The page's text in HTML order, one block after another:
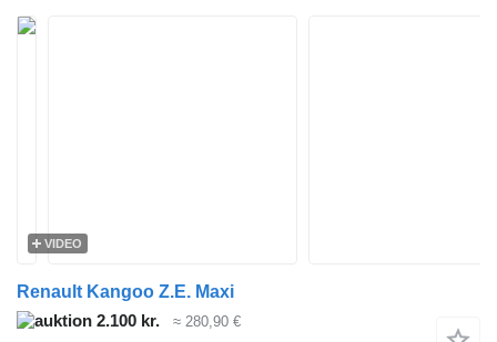
VIDEO
Renault Kangoo Z.E. Maxi
2.100 kr.
≈ 280,90 €